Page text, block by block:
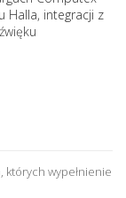
Halla, integracji z
których wypełnienie